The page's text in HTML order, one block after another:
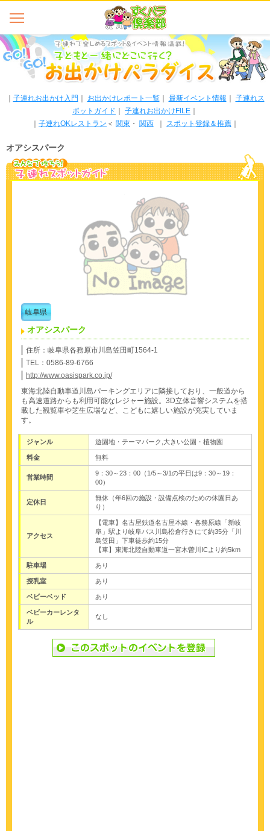
子連れお出かけ入門 お出かけレポート一覧｜ 最新イベント情報
子連れス
ポットガイド
子連れお出かけFILE
子連れOKレストラン ＜ 関東 ・ 関西 スポット登録＆推薦
オアシスパーク
岐阜県
オアシスパーク
住所：岐阜県各務原市川島笠田町1564-1
TEL：0586-89-6766
http://www.oasispark.co.jp/
東海北陸自動車道川島パーキングエリアに隣接しており、一般道から
も高速道路からも利用可能なレジャー施設。3D立体音響システムを搭
載した観覧車や芝生広場など、こどもに嬉しい施設が充実していま
す。
ジャンル 遊園地・テーマパーク,大きい公園・植物園
料金 無料
営業時間
9：30～23：00（1/5～3/1の平日は9：30～19：
00）
定休日
無休（年6回の施設・設備点検のための休園日あ
り）
アクセス
【電車】名古屋鉄道名古屋本線・各務原線「新岐
阜」駅より岐阜バス川島松倉行きにて約35分「川
島笠田」下車徒歩約15分
【車】東海北陸自動車道一宮木曽川ICより約5km
駐車場 あり
授乳室 あり
ベビーベッド あり
ベビーカーレンタ
ル
なし